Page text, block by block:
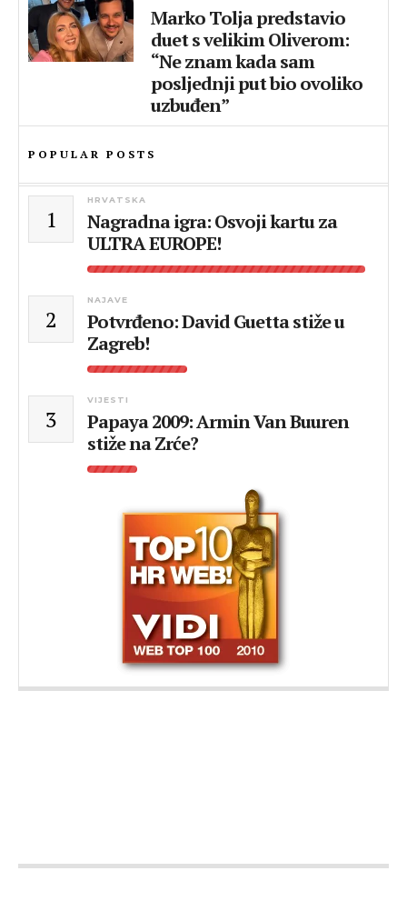
Marko Tolja predstavio
duet s velikim Oliverom:
“Ne znam kada sam
posljednji put bio ovoliko
uzbuđen”
POPULAR POSTS
1
HRVATSKA
Nagradna igra: Osvoji kartu za
ULTRA EUROPE!
2
NAJAVE
Potvrđeno: David Guetta stiže u
Zagreb!
3
VIJESTI
Papaya 2009: Armin Van Buuren
stiže na Zrće?